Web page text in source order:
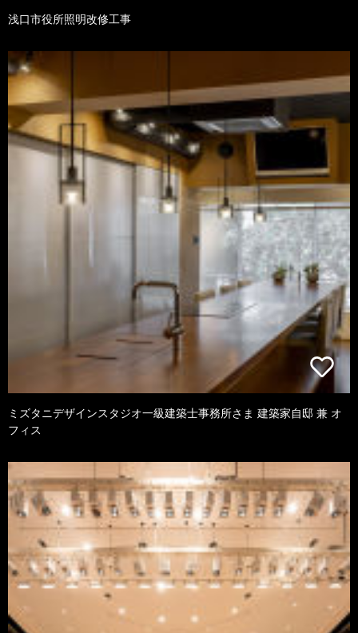
浅口市役所照明改修工事
ミズタニデザインスタジオ一級建築士事務所さま 建築家自邸 兼 オ
フィス